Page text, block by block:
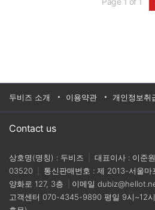
두비즈 소개 이용약관 개인정보취
Contact us
상호명(명칭) : 두비즈 대표이사 : 이준원
03520
통신판매번호 : 제 2013-서울마
양화로 127, 3층
이메일
고객센터 070-4345-9890 평일 9시~12